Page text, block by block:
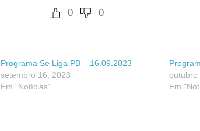
0 0
Programa Se Liga PB – 16.09.2023
setembro 16, 2023
Em "Notícias"
outubro
Em